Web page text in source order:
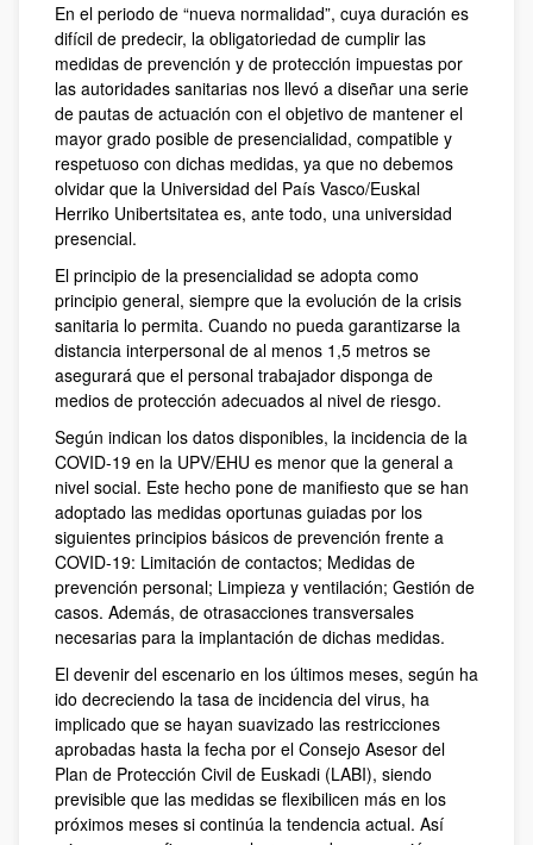
En el periodo de “nueva normalidad”, cuya duración es
difícil de predecir, la obligatoriedad de cumplir las
medidas de prevención y de protección impuestas por
las autoridades sanitarias nos llevó a diseñar una serie
de pautas de actuación con el objetivo de mantener el
mayor grado posible de presencialidad, compatible y
respetuoso con dichas medidas, ya que no debemos
olvidar que la Universidad del País Vasco/Euskal
Herriko Unibertsitatea es, ante todo, una universidad
presencial.
El principio de la presencialidad se adopta como
principio general, siempre que la evolución de la crisis
sanitaria lo permita. Cuando no pueda garantizarse la
distancia interpersonal de al menos 1,5 metros se
asegurará que el personal trabajador disponga de
medios de protección adecuados al nivel de riesgo.
Según indican los datos disponibles, la incidencia de la
COVID-19 en la UPV/EHU es menor que la general a
nivel social. Este hecho pone de manifiesto que se han
adoptado las medidas oportunas guiadas por los
siguientes principios básicos de prevención frente a
COVID-19: Limitación de contactos; Medidas de
prevención personal; Limpieza y ventilación; Gestión de
casos. Además, de otrasacciones transversales
necesarias para la implantación de dichas medidas.
El devenir del escenario en los últimos meses, según ha
ido decreciendo la tasa de incidencia del virus, ha
implicado que se hayan suavizado las restricciones
aprobadas hasta la fecha por el Consejo Asesor del
Plan de Protección Civil de Euskadi (LABI), siendo
previsible que las medidas se flexibilicen más en los
próximos meses si continúa la tendencia actual. Así